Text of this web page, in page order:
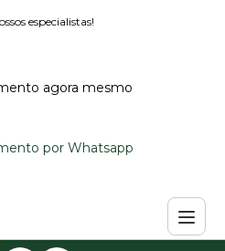
especialistas!
agora mesmo
por Whatsapp